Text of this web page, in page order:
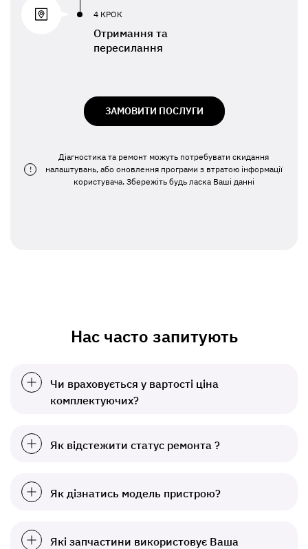
4 КРОК
Отримання та
пересилання
ЗАМОВИТИ ПОСЛУГИ
!
Діагностика та ремонт можуть потребувати скидання
налаштувань, або оновлення програми з втратою інформації
користувача. Збережіть будь ласка Ваші данні
Нас часто запитують
Чи враховується у вартості ціна
комплектуючих?
Як відстежити статус ремонта ?
Як дізнатись модель пристрою?
Які запчастини використовує Ваша